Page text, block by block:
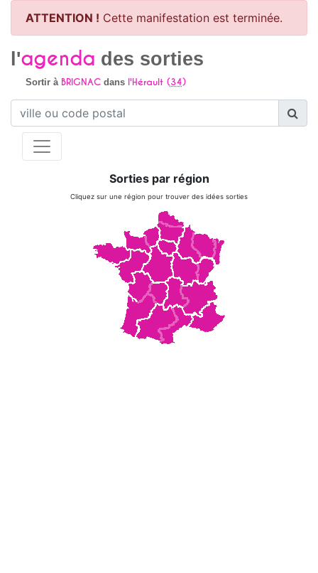
ATTENTION ! Cette manifestation est terminée.
l'agenda des sorties
Sortir à BRIGNACdans l'Hérault (34)
Sorties par région
Cliquez sur une région pour trouver des idées sorties